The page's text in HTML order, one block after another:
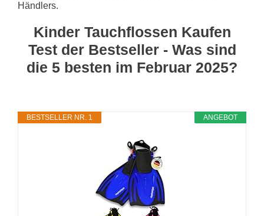
Händlers.
Kinder Tauchflossen Kaufen
Test der Bestseller - Was sind
die 5 besten im Februar 2025?
ANGEBOT
BESTSELLER NR. 1